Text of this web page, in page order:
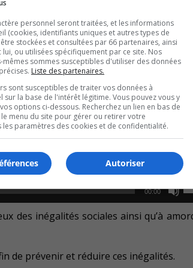
« vulnérables » dans au moins un aspect
n’ont ni droit de vote ni influence
to
or
00:00
des inégalités sociales ainsi qu’à
de prévenir et réduire ces inégalités.
personnel seront traitées, et les informations
(cookies, identifiants uniques et autres types de
stockées et consultées par 66 partenaires, ainsi
lui, ou utilisées spécifiquement par ce site. Nos
mêmes sommes susceptibles d'utiliser des données
Liste des partenaires.
sont susceptibles de traiter vos données à
sur la base de l'intérêt légitime. Vous pouvez vous y
options ci-dessous. Recherchez un lien en bas de
menu du site pour gérer ou retirer votre
les paramètres des cookies et de confidentialité.
Autoriser